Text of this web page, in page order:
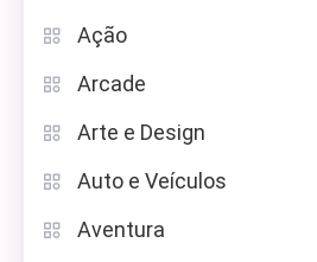
Ação
Arcade
Arte e Design
Auto e Veículos
Aventura